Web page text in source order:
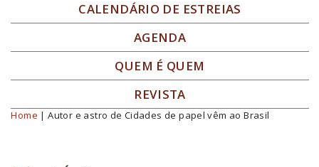
CALENDÁRIO DE ESTREIAS
AGENDA
QUEM É QUEM
REVISTA
Você está aqui
Home | Autor e astro de Cidades de papel vêm ao Brasil